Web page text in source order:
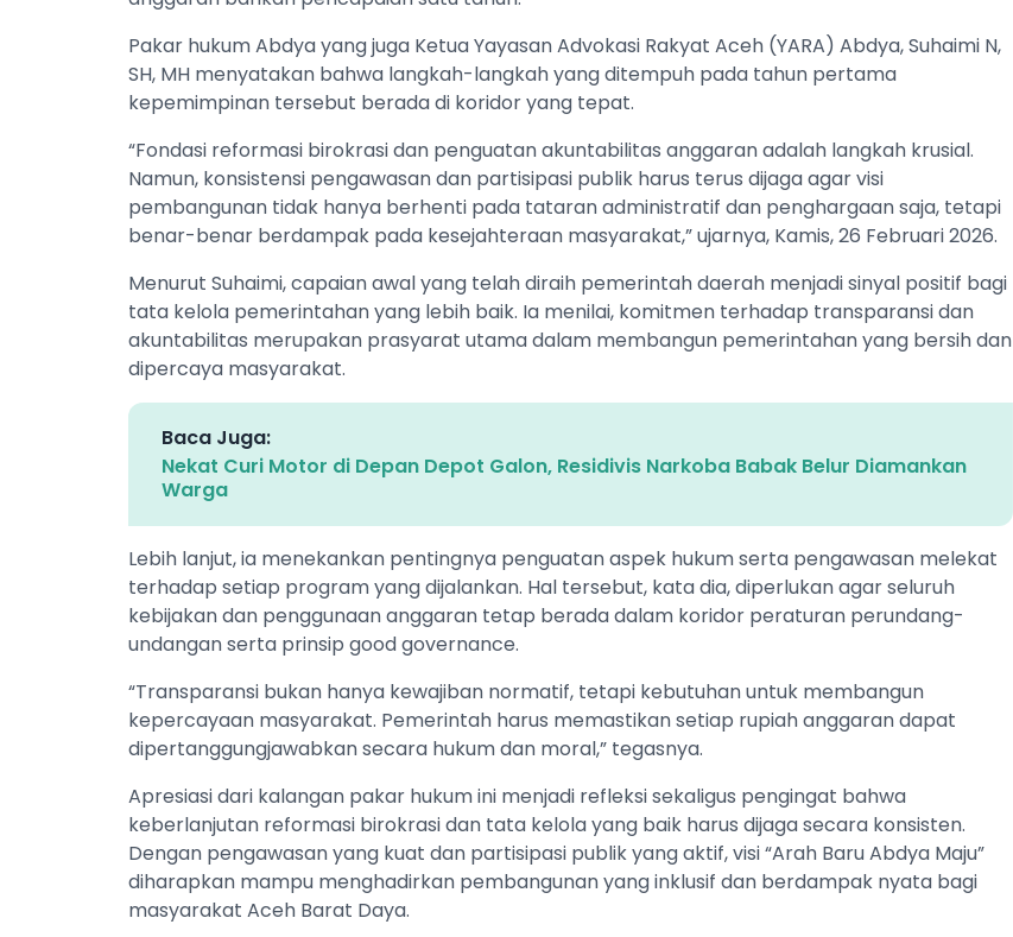
Pakar hukum Abdya yang juga Ketua Yayasan Advokasi Rakyat Aceh (YARA) Abdya, Suhaimi N,
SH, MH menyatakan bahwa langkah-langkah yang ditempuh pada tahun pertama
kepemimpinan tersebut berada di koridor yang tepat.
“Fondasi reformasi birokrasi dan penguatan akuntabilitas anggaran adalah langkah krusial.
Namun, konsistensi pengawasan dan partisipasi publik harus terus dijaga agar visi
pembangunan tidak hanya berhenti pada tataran administratif dan penghargaan saja, tetapi
benar-benar berdampak pada kesejahteraan masyarakat,” ujarnya, Kamis, 26 Februari 2026.
Menurut Suhaimi, capaian awal yang telah diraih pemerintah daerah menjadi sinyal positif bagi
tata kelola pemerintahan yang lebih baik. Ia menilai, komitmen terhadap transparansi dan
akuntabilitas merupakan prasyarat utama dalam membangun pemerintahan yang bersih dan
dipercaya masyarakat.
Baca Juga:
Nekat Curi Motor di Depan Depot Galon, Residivis Narkoba Babak Belur Diamankan
Warga
Lebih lanjut, ia menekankan pentingnya penguatan aspek hukum serta pengawasan melekat
terhadap setiap program yang dijalankan. Hal tersebut, kata dia, diperlukan agar seluruh
kebijakan dan penggunaan anggaran tetap berada dalam koridor peraturan perundang-
undangan serta prinsip good governance.
“Transparansi bukan hanya kewajiban normatif, tetapi kebutuhan untuk membangun
kepercayaan masyarakat. Pemerintah harus memastikan setiap rupiah anggaran dapat
dipertanggungjawabkan secara hukum dan moral,” tegasnya.
Apresiasi dari kalangan pakar hukum ini menjadi refleksi sekaligus pengingat bahwa
keberlanjutan reformasi birokrasi dan tata kelola yang baik harus dijaga secara konsisten.
Dengan pengawasan yang kuat dan partisipasi publik yang aktif, visi “Arah Baru Abdya Maju”
diharapkan mampu menghadirkan pembangunan yang inklusif dan berdampak nyata bagi
masyarakat Aceh Barat Daya.